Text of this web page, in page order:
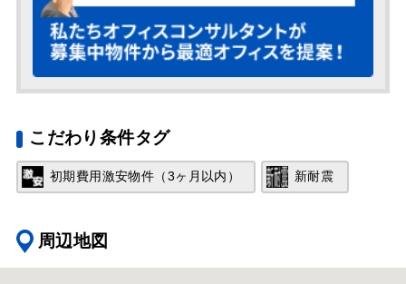
こだわり条件タグ
初期費用激安物件（3ヶ月以内） 新耐震
周辺地図